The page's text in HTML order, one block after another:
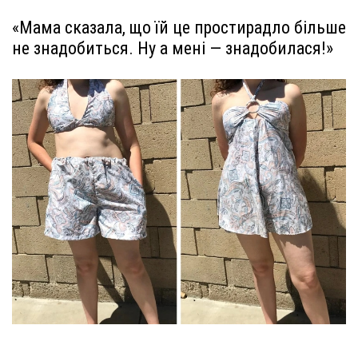
«Мама сказала, що їй це простирадло більше
не знадобиться. Ну а мені — знадобилася!»